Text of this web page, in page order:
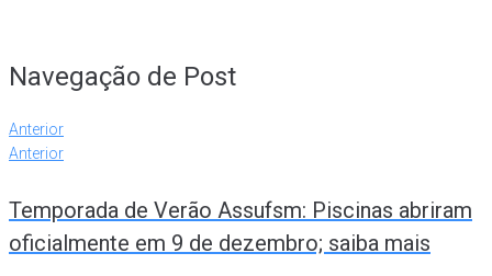
Navegação de Post
Anterior
Anterior
Temporada de Verão Assufsm: Piscinas abriram
oficialmente em 9 de dezembro; saiba mais